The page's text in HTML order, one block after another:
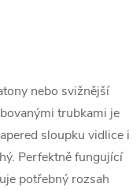
nebo svižnější
trubkami je
sloupku vidlice i
Perfektně fungující
potřebný rozsah